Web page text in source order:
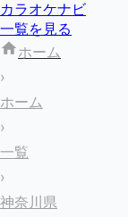
カラオケナビ
一覧を見る
ホーム
›
ホーム
›
一覧
›
神奈川県